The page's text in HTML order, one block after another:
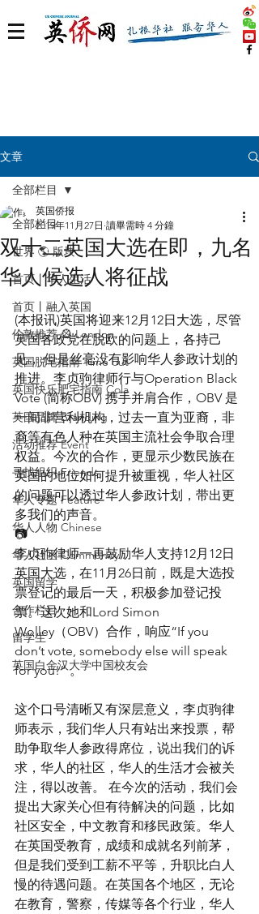
文章
全部栏目
世界 🌎 版块
首页丨华人生活
首页丨融入英国
伦敦推荐 🎡 London
英国脱宅指南 Time out
英国快乐肥宅指南 Cola
英国品牌 Branding
活动推荐 Event
寻找组织 Friends
华人专题 Feature
华人人物 Chinese
华人社区 Community
英国留学
合作栏目
留学生
英国白金汉大学中国校友会
全部栏目
双十二英国大选在即，九名
华人候选人将征战
英国侨报
2019年11月27日 讀畢需時 4 分鐘
(本报讯)英国将迎来12月12日大选，尽管
英国各政党在脱欧的问题上，各持己
见， 但是丝毫没有影响华人参政计划的
推进。李贞驹律师行与Operation Black
Vote (简称OBV) 携手并肩合作，OBV 是
一间非营利机构，过去一直为亚裔，非
裔等有色人种在英国主流社会争取合理
权益。今次的合作，更显示少数民族在
英国的地位如何提升被重视，华人社区
的问题可以透过华人参政计划，带出更
多我们的声音。
📷
李贞驹律师一再鼓励华人支持12月12日
英国大选，在11月26日前，既是大选投
票登记的最后一天，积极参加登记投
票。这次她和Lord Simon
Wolley（OBV）合作，响应“If you
don’t vote, somebody else will speak
for you!” 。
这个口号清晰又有深层意义，李贞驹律
师表示，我们华人只有站出来投票，帮
助争取华人参政得席位，说出我们的诉
求，华人的社区，华人的生活才会被关
注，得以改善。 在今次的活动，我们会
提出大家关心但有待解决的问题，比如
社区安全，中文教育和移民政策。华人
在英国受教育，成绩和成就名列前茅，
但是我们受到工薪不平等，升职比白人
慢的待遇问题。在英国各个地区，无论
在教育，警察，传媒等各个行业，华人